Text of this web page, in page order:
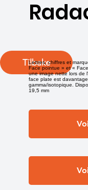
Tilbake
Lettres, chiffres et
Face pointue » et «
une image nette lors de
face plate est
gamma/isotopique.
19,5 mm